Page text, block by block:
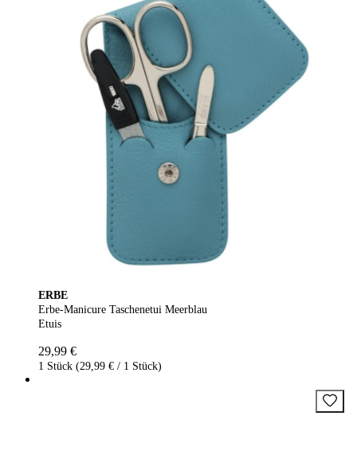
ERBE
Erbe-Manicure Taschenetui Meerblau
Etuis
29,99 €
1 Stück (29,99 € / 1 Stück)